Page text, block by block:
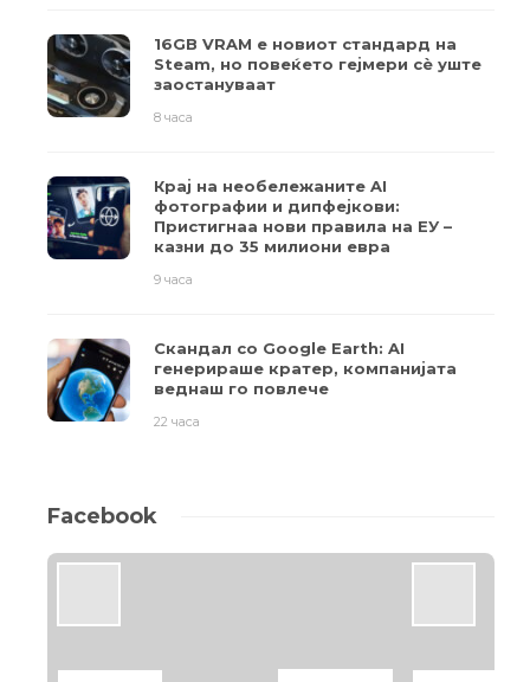
16GB VRAM е новиот стандард на
Steam, но повеќето гејмери ​​сè уште
заостануваат
8 часа
Крај на необележаните AI
фотографии и дипфејкови:
Пристигнаа нови правила на ЕУ –
казни до 35 милиони евра
9 часа
Скандал со Google Earth: AI
генерираше кратер, компанијата
веднаш го повлече
22 часа
Facebook